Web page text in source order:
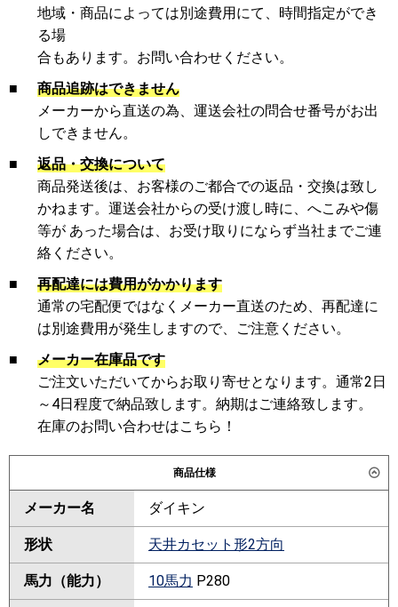
地域・商品によっては別途費用にて、時間指定ができ
る場
合もあります。お問い合わせください。
■
商品追跡はできません
メーカーから直送の為、運送会社の問合せ番号がお出
しできません。
■
返品・交換について
商品発送後は、お客様のご都合での返品・交換は致し
かねます。運送会社からの受け渡し時に、へこみや傷
等が あった場合は、お受け取りにならず当社までご連
絡ください。
■
再配達には費用がかかります
通常の宅配便ではなくメーカー直送のため、再配達に
は別途費用が発生しますので、ご注意ください。
■
メーカー在庫品です
ご注文いただいてからお取り寄せとなります。通常2日
～4日程度で納品致します。納期はご連絡致します。
在庫のお問い合わせはこちら！
商品仕様
メーカー名 ダイキン
形状 天井カセット形2方向
馬力（能力） 10馬力 P280